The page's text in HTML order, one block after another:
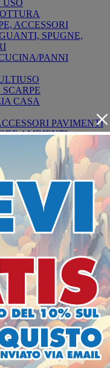
ACCESSORI
SPUGNE,
PANNI
CASA
PAVIMENTI
AMBIENTI
AMBIENTI
CONTINUA
ISTANTANEA
DOPO PUNTURA
×